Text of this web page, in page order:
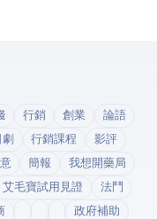
行銷 創業
論語
劇 行銷課程
影評
簡報
我想開藥局
艾毛寶試用見證
法鬥
政府補助